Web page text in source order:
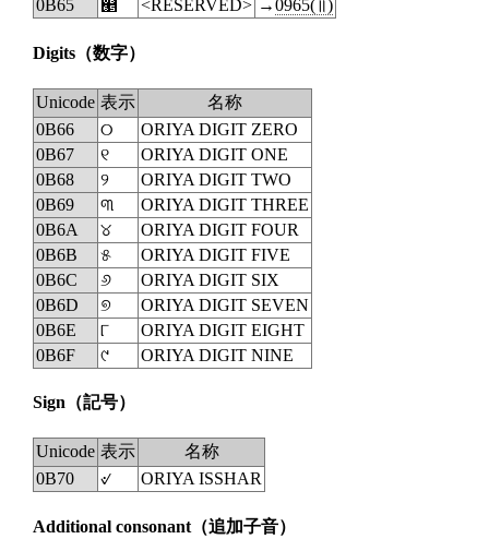
0B65
୥ <RESERVED> →0965(॥)
Digits （数字）
Unicode 表示
名称
0B66
୦
ORIYA DIGIT ZERO
0B67
୧
ORIYA DIGIT ONE
0B68
୨
ORIYA DIGIT TWO
0B69
୩
ORIYA DIGIT THREE
0B6A
୪
ORIYA DIGIT FOUR
0B6B
୫
ORIYA DIGIT FIVE
0B6C
୬
ORIYA DIGIT SIX
0B6D
୭
ORIYA DIGIT SEVEN
0B6E
୮
ORIYA DIGIT EIGHT
0B6F
୯ ORIYA DIGIT NINE
Sign （記号）
Unicode 表示
名称
0B70
୰ ORIYA ISSHAR
Additional consonant （追加子音）